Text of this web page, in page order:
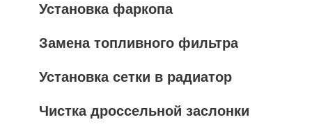
Установка фаркопа
Замена топливного фильтра
Установка сетки в радиатор
Чистка дроссельной заслонки